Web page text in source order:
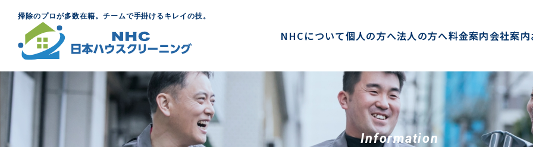
掃除のプロが多数在籍。チームで手掛けるキレイの技。
NHCについて個人の方へ法人の方へ料金案内会社案内
Information